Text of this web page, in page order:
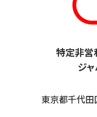
特定非営
ジ
東京都千代田